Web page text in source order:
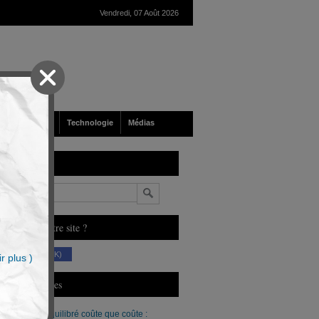
Vendredi, 07 Août 2026
Société Technologie Médias
Vous aimez notre site ?
(230 K)
Derniers Articles
Un budget équilibré coûte que coûte :
plus )